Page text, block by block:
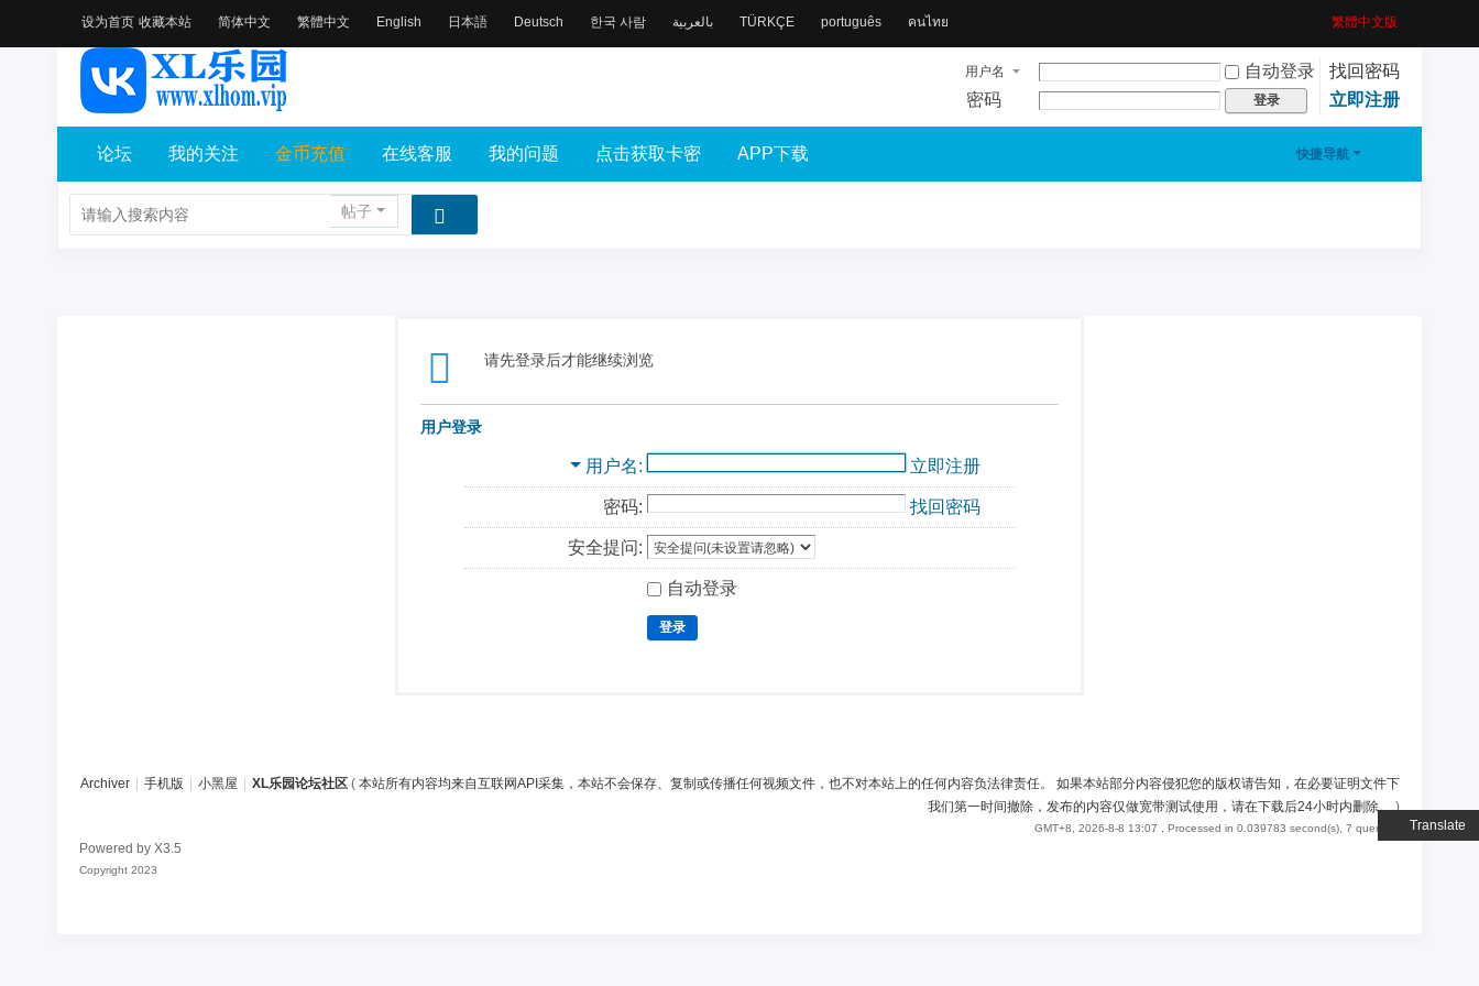
设为首页 收藏本站
Translate
简体中文 繁體中文 English 日本語 Deutsch 한국 사람 بالعربية TÜRKÇE português คนไทย 繁體中文版
用户名 自动登录
找回密码
密码
登录 立即注册
快捷导航
论坛 我的关注 金币充值 在线客服 我的问题 点击获取卡密 APP下载
帖子
请先登录后才能继续浏览
用户登录
用户名 立即注册
密码: 找回密码
安全提问:
自动登录
登录
Archiver 手机版 小黑屋 XL乐园论坛社区 ( 本站所有内容均来自互联网API采集，本站不会保存、复制或传播任何视频文件，也不对本站上的任何内容负法律责任。 如果本站部分内容侵犯您的版权请告知，在必要证明文件下
我们第一时间撤除，发布的内容仅做宽带测试使用，请在下载后24小时内删除。)
GMT+8, 2026-8-8 13:07 , Processed in 0.039783 second(s), 7 queries .
Powered by X3.5
Copyright 2023